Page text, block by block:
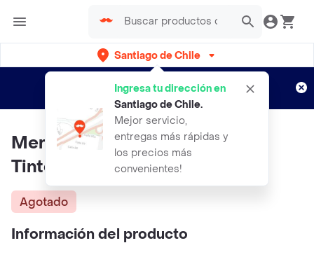
Santiago de Chile
Ingresa tu dirección en
Santiago de Chile.
Mejor servicio,
entregas más rápidas y
los precios más
convenientes!
envíos gratis por semanas
Aplican TyC
Mermelada De Cebolla Al Vino
Tinto Wenuy 230 Grs
Agotado
Información del producto